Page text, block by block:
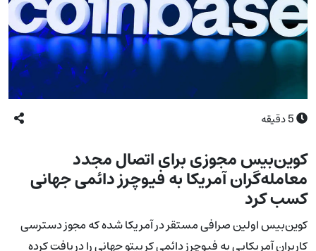
5دقیقه
کوین‌بیس مجوزی برای اتصال مجدد
معامله‌گران آمریکا به فیوچرز دائمی جهانی
کسب کرد
کوین‌بیس اولین صرافی مستقر در آمریکا شده که مجوز دسترسی
کاربران آمریکایی به فیوچرز دائمی کریپتو جهانی را دریافت کرده